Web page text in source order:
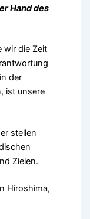
Hand des
wir die Zeit
der
ist unsere
stellen
Zielen.
Hiroshima,